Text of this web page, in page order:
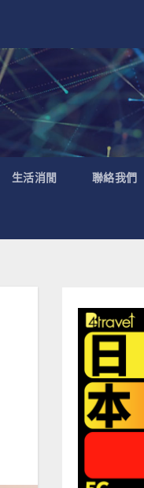
生活消閒 聯絡我們